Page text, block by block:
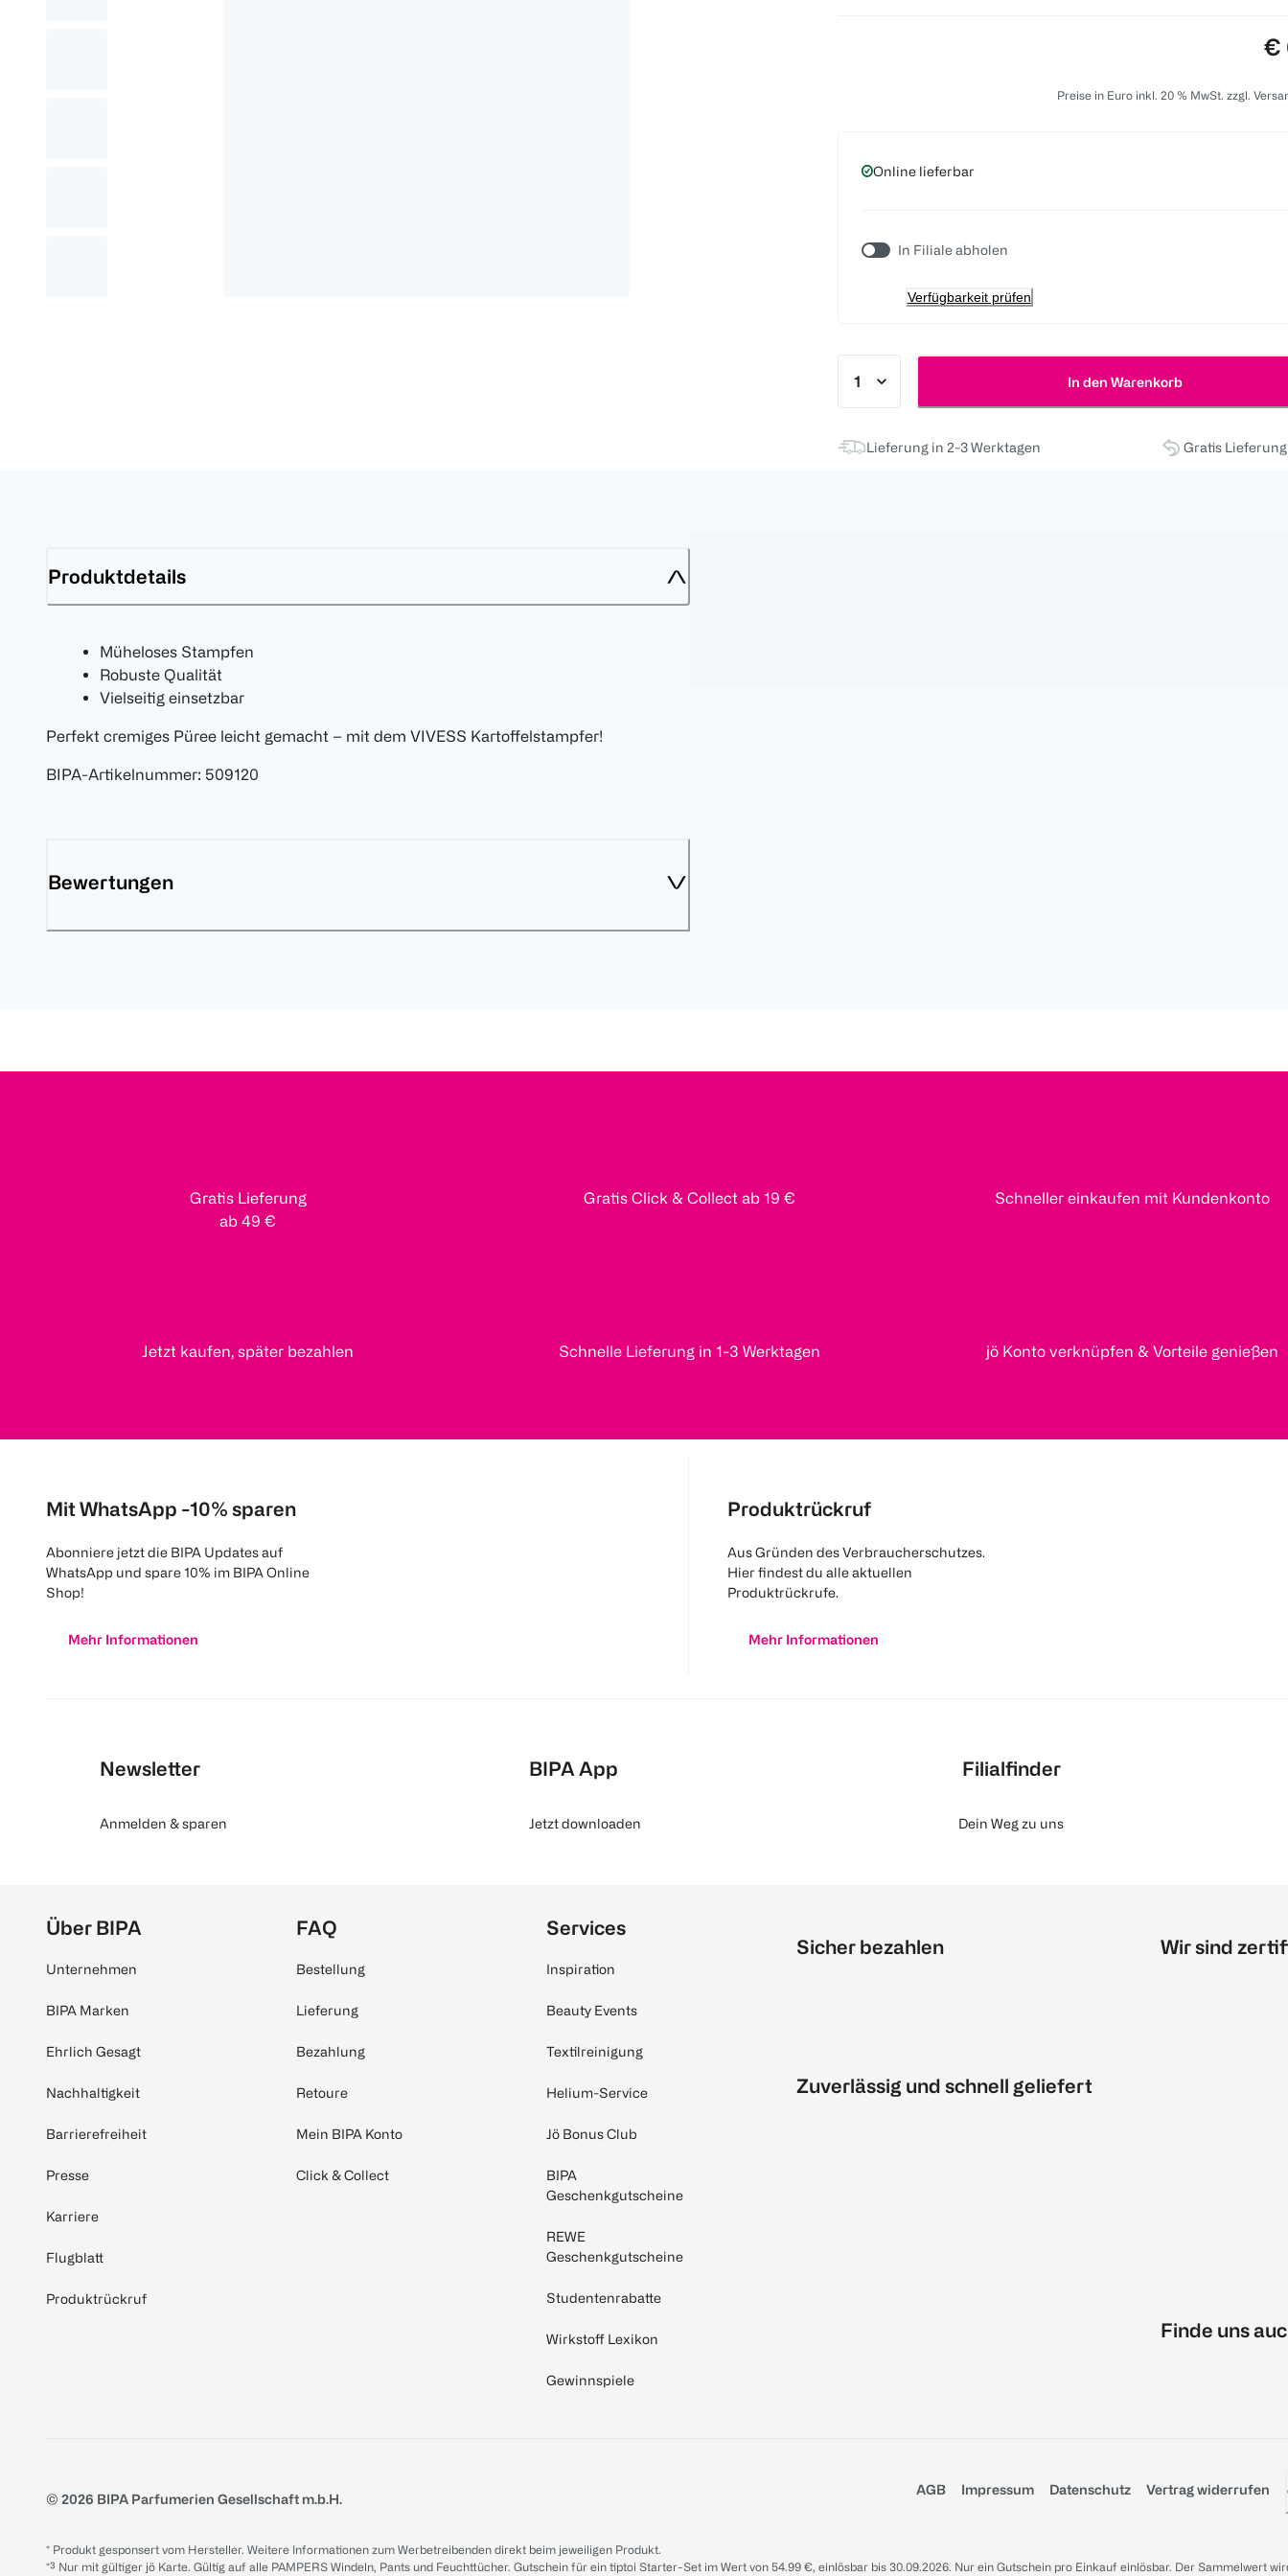
€
Preise in Euro inkl. 20 % MwSt. zzgl.
Online lieferbar
In Filiale abholen
Verfügbarkeit prüfen
In den Warenkorb
Lieferung in 2-3 Werktagen Gratis
Produktdetails
Müheloses Stampfen
Robuste Qualität
Vielseitig einsetzbar
Perfekt cremiges Püree leicht gemacht – mit dem VIVESS Kartoffelstampfer!
BIPA-Artikelnummer: 509120
Bewertungen
Gratis Lieferung
ab 49 €
Gratis Click & Collect ab 19 € Schneller einkaufen mit Kundenkonto
Jetzt kaufen, später bezahlen Schnelle Lieferung in 1-3 Werktagen jö Konto verknüpfen & Vorteile genießen
Mit WhatsApp -10% sparen
Abonniere jetzt die BIPA Updates auf
WhatsApp und spare 10% im BIPA Online
Shop!
Mehr Informationen
Produktrückruf
Aus Gründen des Verbraucherschutzes.
Hier findest du alle aktuellen
Produktrückrufe.
Mehr Informationen
Newsletter
Anmelden & sparen
BIPA App
Jetzt downloaden
Filialfinder
Dein Weg zu uns
Über BIPA
Unternehmen
BIPA Marken
Ehrlich Gesagt
Nachhaltigkeit
Barrierefreiheit
Presse
Karriere
Flugblatt
Produktrückruf
FAQ
Bestellung
Lieferung
Bezahlung
Retoure
Mein BIPA Konto
Click & Collect
Services
Inspiration
Beauty Events
Textilreinigung
Helium-Service
Jö Bonus Club
BIPA
Geschenkgutscheine
REWE
Geschenkgutscheine
Studentenrabatte
Wirkstoff Lexikon
Gewinnspiele
Sicher bezahlen
Zuverlässig und schnell geliefert
Wir sind
Finde uns
© 2026 BIPA Parfumerien Gesellschaft m.b.H.
AGB Impressum Datenschutz Vertrag widerrufen
* Produkt gesponsert vom Hersteller. Weitere Informationen zum Werbetreibenden direkt beim jeweiligen Produkt.
*³ Nur mit gültiger jö Karte. Gültig auf alle PAMPERS Windeln, Pants und Feuchttücher. Gutschein für ein tiptoi Starter-Set im Wert von 54.99 €, einlösbar bis 30.09.2026. Nur ein Gutschein pro Einkauf einlösbar. Der Sammelwert